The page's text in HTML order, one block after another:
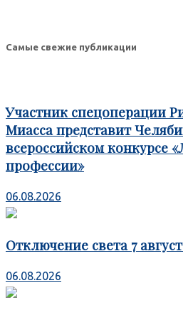
Самые свежие публикации
Участник спецоперации
Миасса представит
всероссийском конкурсе
профессии»
06.08.2026
Отключение света 7
06.08.2026